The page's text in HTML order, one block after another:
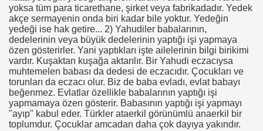
yoksa tüm para ticarethane, şirket veya fabrikadadır. Yedek
akçe sermayenin onda biri kadar bile yoktur. Yedeğin
yedeği ise hak getire... 2) Yahudiler babalarının,
dedelerinin veya büyük dedelerinin yaptığı işi yapmaya
özen gösterirler. Yani yaptıkları işte ailelerinin bilgi birikimi
vardır. Kuşaktan kuşağa aktarılır. Bir Yahudi eczacıysa
muhtemelen babası da dedesi de eczacıdır. Çocukları ve
torunları da eczacı olur. Biz de baba evladı, evlat babayı
beğenmez. Evlatlar özellikle babalarının yaptığı işi
yapmamaya özen gösterir. Babasının yaptığı işi yapmayı
"ayıp" kabul eder. Türkler ataerkil görünümlü anaerkil bir
toplumdur. Çocuklar amcadan daha çok dayıya yakındır.